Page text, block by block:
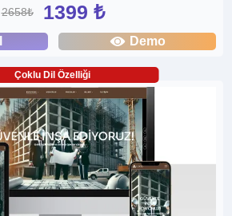
2658₺ 1399 ₺
Demo
Çoklu Dil Özelliği